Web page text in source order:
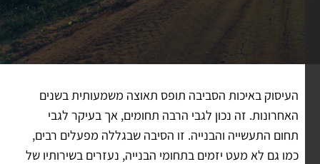
העיסוק באיכות הסביבה תופס תאוצה משמעותית בשנים
האחרונות. זה נכון לגבי הרבה תחומים, אך בעיקר לגבי
תחום התעשייה והבנייה. זו הסיבה שבגללה מפעלים רבים,
כמו גם לא מעט יזמים בתחומי הבנייה, נעזרים בשירותיו של